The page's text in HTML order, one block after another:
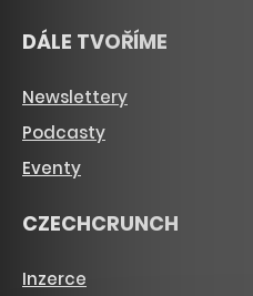
DÁLE TVOŘÍME
Newslettery
Podcasty
Eventy
CZECHCRUNCH
Inzerce